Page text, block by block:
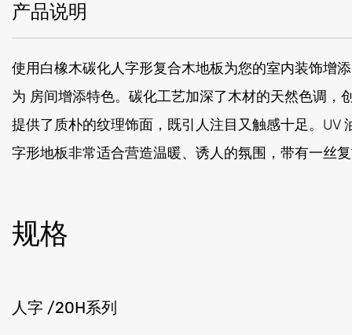
产品说明
使用白橡木碳化人字形复合木地板为您的室内装饰增
为 房间增添特色。碳化工艺加深了木材的天然色调
提供了质朴的纹理饰面，既引人注目又触感十足。
字形地板非常适合营造温暖、诱人的氛围，带有一丝
规格
人字 /20H系列